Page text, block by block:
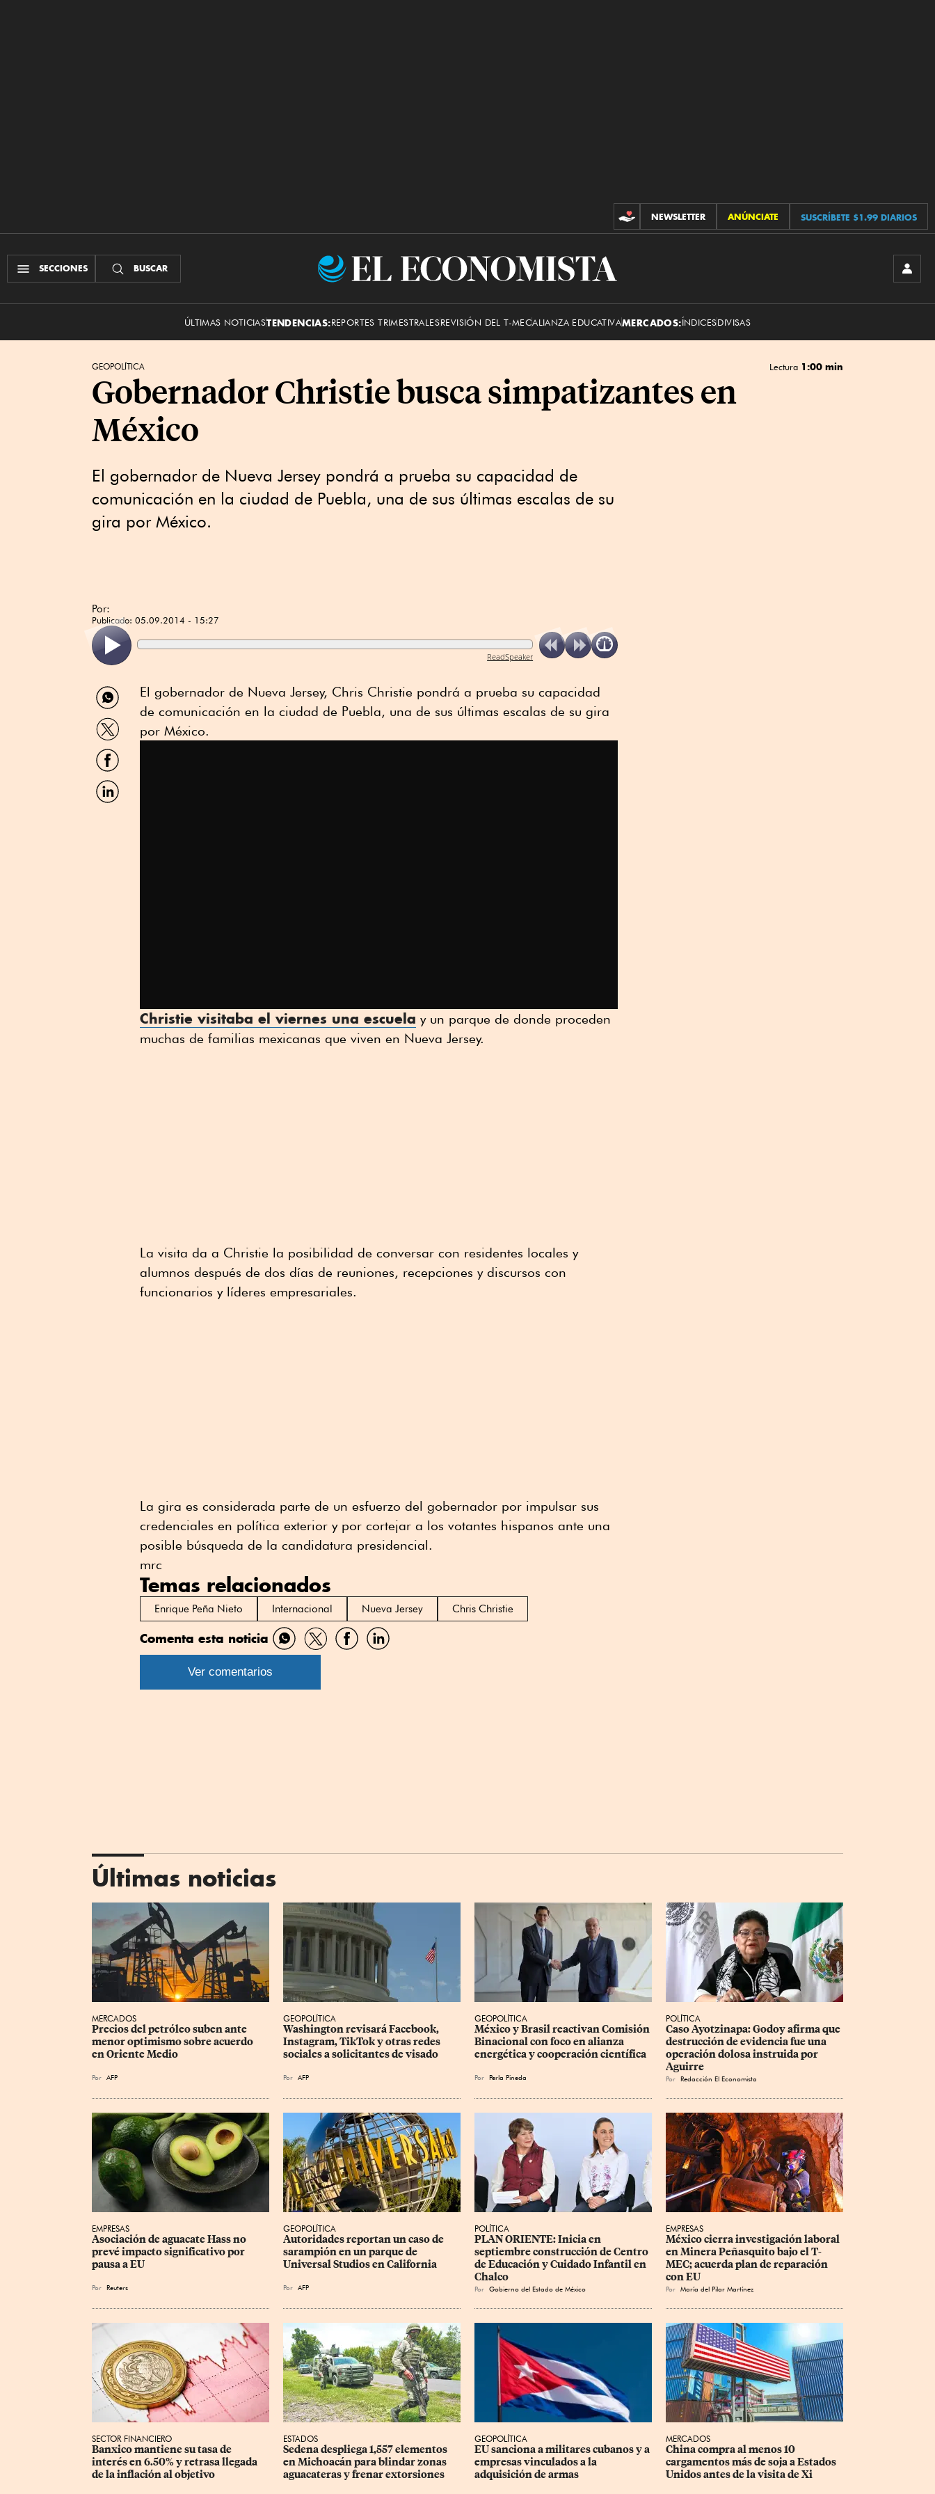
CONTRIBUCIONES
NEWSLETTER ANÚNCIATE SUSCRÍBETE $1.99 DIARIOS
SECCIONES BUSCAR
El
ÚLTIMAS NOTICIASTENDENCIAS:REPORTES TRIMESTRALESREVISIÓN DEL T-MECALIANZA EDUCATIVAMERCADOS:ÍNDICESDIVISAS
GEOPOLÍTICA Lectura 1:00 min
Gobernador Christie busca simpatizantes en
México
El gobernador de Nueva Jersey pondrá a prueba su capacidad de
comunicación en la ciudad de Puebla, una de sus últimas escalas de su
gira por México.
Por:
Publicado: 05.09.2014 - 15:27
ReadSpeaker
Compartir
por
WhatsApp
Compartir
por
Twitter
Compartir
por
Facebook
Compartir
por
El gobernador de Nueva Jersey, Chris Christie pondrá a prueba su capacidad
de comunicación en la ciudad de Puebla, una de sus últimas escalas de su gira
por México.
Christie visitaba el viernes una escuela y un parque de donde proceden
muchas de familias mexicanas que viven en Nueva Jersey.
La visita da a Christie la posibilidad de conversar con residentes locales y
alumnos después de dos días de reuniones, recepciones y discursos con
funcionarios y líderes empresariales.
La gira es considerada parte de un esfuerzo del gobernador por impulsar sus
credenciales en política exterior y por cortejar a los votantes hispanos ante una
posible búsqueda de la candidatura presidencial.
mrc
Temas relacionados
Enrique Peña Nieto Internacional Nueva Jersey Chris Christie
Comenta esta noticia
Compartir
por
Compartir
por
CompartirCompartir
Ver comentarios
Últimas noticias
MERCADOS
Precios del petróleo suben ante
menor optimismo sobre acuerdo
en Oriente Medio
Por AFP
GEOPOLÍTICA
Washington revisará Facebook,
Instagram, TikTok y otras redes
sociales a solicitantes de visado
Por AFP
GEOPOLÍTICA
México y Brasil reactivan Comisión
Binacional con foco en alianza
energética y cooperación científica
Por Perla Pineda
POLÍTICA
Caso Ayotzinapa: Godoy afirma que
destrucción de evidencia fue una
operación dolosa instruida por
Aguirre
Por Redacción El Economista
EMPRESAS
Asociación de aguacate Hass no
prevé impacto significativo por
pausa a EU
Por Reuters
GEOPOLÍTICA
Autoridades reportan un caso de
sarampión en un parque de
Universal Studios en California
Por AFP
POLÍTICA
PLAN ORIENTE: Inicia en
septiembre construcción de Centro
de Educación y Cuidado Infantil en
Chalco
Por Gobierno del Estado de México
EMPRESAS
México cierra investigación laboral
en Minera Peñasquito bajo el T-
MEC; acuerda plan de reparación
con EU
Por María del Pilar Martínez
SECTOR FINANCIERO
Banxico mantiene su tasa de
interés en 6.50% y retrasa llegada
de la inflación al objetivo
ESTADOS
Sedena despliega 1,557 elementos
en Michoacán para blindar zonas
aguacateras y frenar extorsiones
GEOPOLÍTICA
EU sanciona a militares cubanos y a
empresas vinculados a la
adquisición de armas
MERCADOS
China compra al menos 10
cargamentos más de soja a Estados
Unidos antes de la visita de Xi